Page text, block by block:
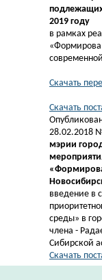
подлежащих
2019 году
в рамках
Скачать
Скачать
28.02.2018
мэрии
введение в
среды» в
члена -
Сибирской
Скачать